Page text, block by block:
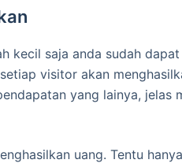
kecil saja anda sudah
visitor akan
yang lainya, jelas
uang. Tentu